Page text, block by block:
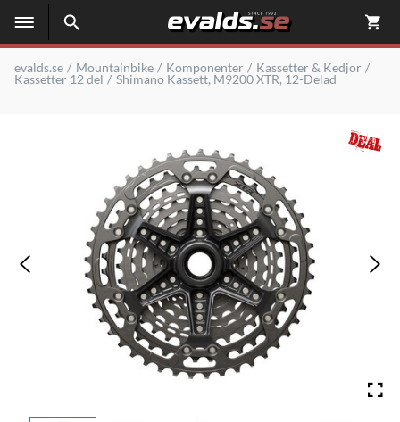
evalds.se Mountainbike Komponenter
Kassetter & Kedjor
Kassetter 12 del
Shimano Kassett, M9200 XTR, 12-Delad